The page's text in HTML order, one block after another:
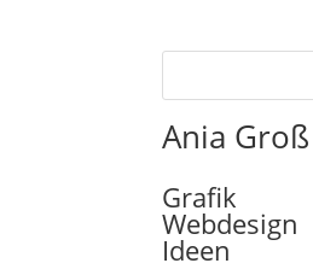
Ania Groß
Grafik
Webdesign
Ideen